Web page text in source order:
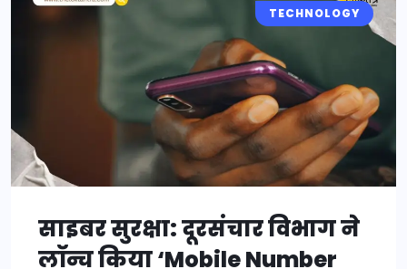
TECHNOLOGY
साइबर सुरक्षा: दूरसंचार विभाग ने
लॉन्च किया ‘Mobile Number